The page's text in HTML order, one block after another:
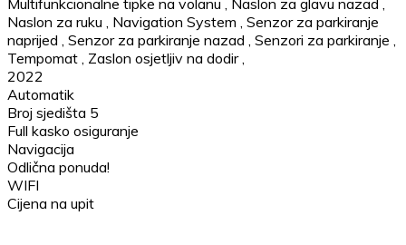
Naslon za ruku
Navigation System Senzor za parkiranje
naprijed Senzor za parkiranje nazad Senzori za parkiranje
Tempomat Zaslon osjetljiv na dodir
2022
Automatik
Broj sjedišta 5
Full kasko osiguranje
Navigacija
Odlična ponuda!
WIFI
Cijena na upit